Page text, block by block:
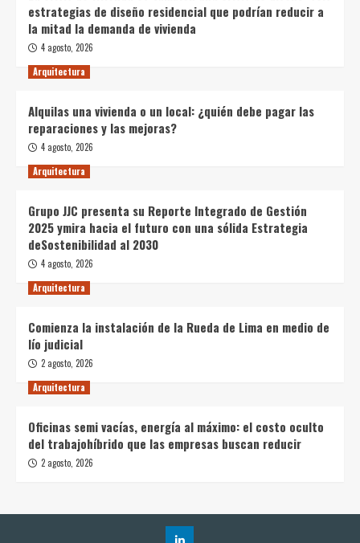
estrategias de diseño residencial que podrían reducir a
la mitad la demanda de vivienda
4 agosto, 2026
Arquitectura
Alquilas una vivienda o un local: ¿quién debe pagar las
reparaciones y las mejoras?
4 agosto, 2026
Arquitectura
Grupo JJC presenta su Reporte Integrado de Gestión
2025 ymira hacia el futuro con una sólida Estrategia
deSostenibilidad al 2030
4 agosto, 2026
Arquitectura
Comienza la instalación de la Rueda de Lima en medio de
lío judicial
2 agosto, 2026
Arquitectura
Oficinas semi vacías, energía al máximo: el costo oculto
del trabajohíbrido que las empresas buscan reducir
2 agosto, 2026